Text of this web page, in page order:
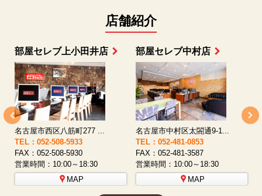
店舗紹介
部屋セレブ上小田井店
名古屋市西区八筋町277 ...
TEL：052-508-5933
FAX：052-508-5930
営業時間：10:00～18:30
MAP
部屋セレブ中村店
名古屋市中村区太閤通9-1...
TEL：052-481-0853
FAX：052-481-3587
営業時間：10:00～18:30
MAP